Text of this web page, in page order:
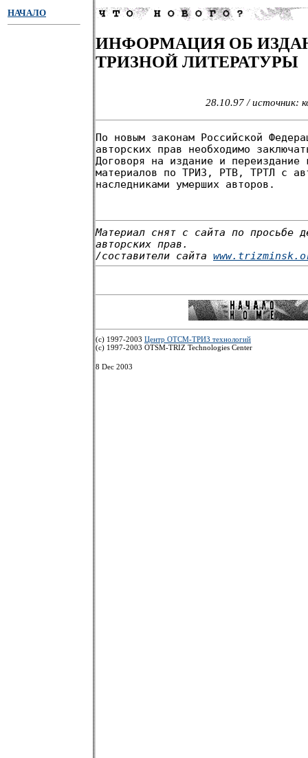
НАЧАЛО
ИНФОРМАЦИЯ ОБ
ТРИЗНОЙ ЛИТЕРАТУРЫ
28.10.97 / источник:
По новым законам Российской
авторских прав необходимо
Договоря на издание и переиздание
материалов по ТРИЗ, РТВ, ТРТЛ с
наследниками умерших авторов.
Материал снят с сайта по просьбе
авторских прав.
/составители сайта
(c) 1997-2003 Центр ОТСМ-ТРИЗ технологий
(с) 1997-2003 OTSM-TRIZ Technologies Center
8 Dec 2003